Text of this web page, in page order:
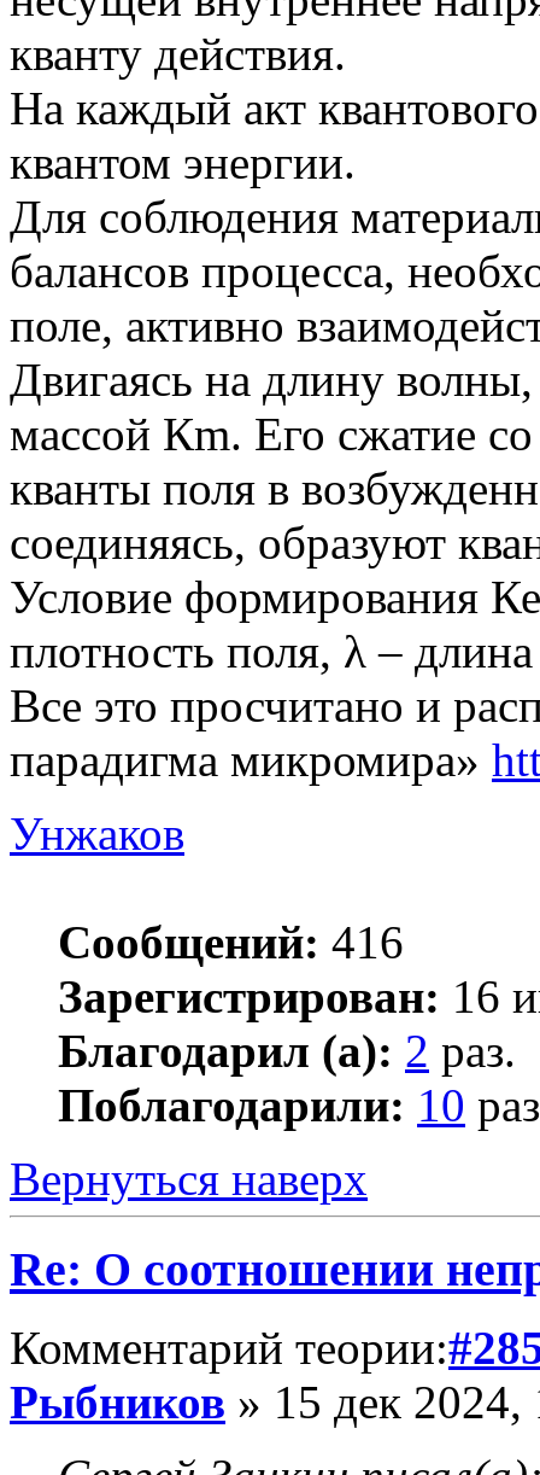
кванту действия.
На каждый акт
квантом энергии.
Для соблюдения
балансов процесса,
поле, активно
Двигаясь на длину
массой Кm. Его сжатие
кванты поля в
соединяясь, образуют
Условие формирования
плотность поля, λ –
Все это просчитано и
парадигма микромира»
Унжаков
Сообщений: 416
Зарегистрирован: 16
Благодарил (а): 2 раз.
Поблагодарили: 10
Вернуться наверх
Re: О соотношении
Комментарий теории:
Рыбников » 15 дек 2024,